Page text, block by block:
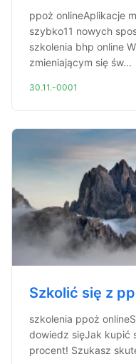
ppoż onlineAplikacje
szybko11 nowych
szkolenia bhp online
zmieniającym się św...
30.11.-0001
Szkolić się z
szkolenia ppoż
dowiedz sięJak kupić
procent! Szukasz